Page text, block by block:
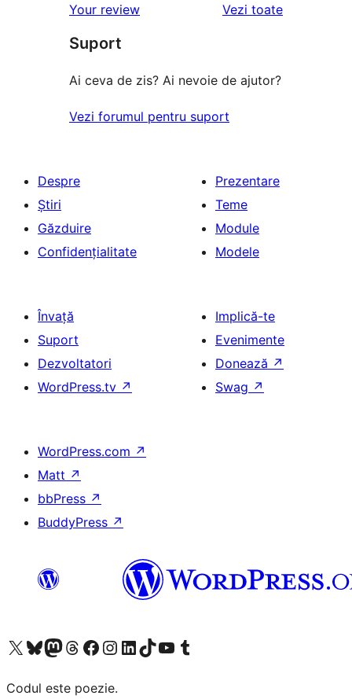
(stele)
recenzii
(stele)
–
recenzii
Your review Vezi toaterecenziile
Suport
Ai ceva de zis? Ai nevoie de ajutor?
Vezi forumul pentru suport
Despre
Știri
Găzduire
Confidențialitate
Prezentare
Teme
Module
Modele
Învață
Suport
Dezvoltatori
WordPress.tv ↗
Implică-te
Evenimente
Donează ↗
Swag ↗
WordPress.com ↗
Matt ↗
bbPress ↗
BuddyPress ↗
Mergi la contul nostru X (fost Twitter)
Vizitează contul nostru Bluesky
Vizitează contul nostru Mastodon
Vizitează contul nostru Threads
Vizitează pagina noastră Facebook
Vizitează-ne pe Instagram
Vizitează-ne pe LinkedIn
Vizitează contul nostru TikTok
Vizitează canalul nostru YouTube
Vizitează contul nostru Tumblr
Codul este poezie.